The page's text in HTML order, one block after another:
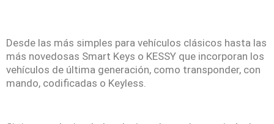
Desde las más simples para vehículos clásicos hasta las
más novedosas Smart Keys o KESSY que incorporan los
vehículos de última generación, como transponder, con
mando, codificadas o Keyless.